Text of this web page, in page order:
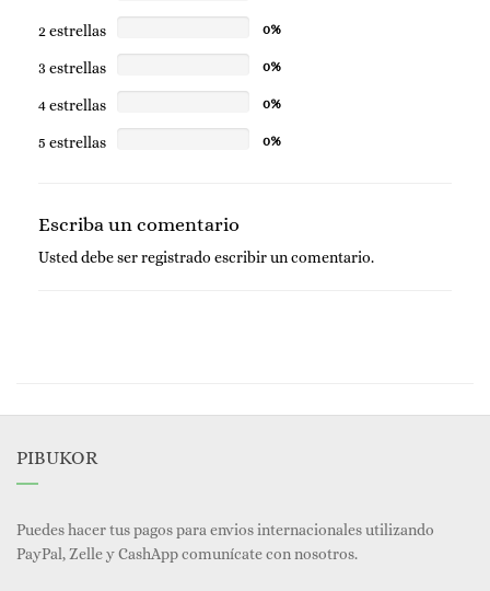
2 estrellas 0%
3 estrellas 0%
4 estrellas 0%
5 estrellas 0%
Escriba un comentario
Usted debe serregistrado escribir un comentario.
PIBUKOR
Puedes hacer tus pagos para envios internacionales utilizando
PayPal, Zelle y CashApp comunícate con nosotros.